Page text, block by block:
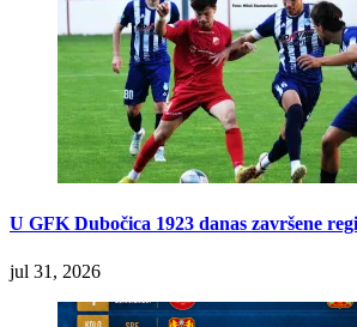
U GFK Dubočica 1923 danas završene
jul 31, 2026